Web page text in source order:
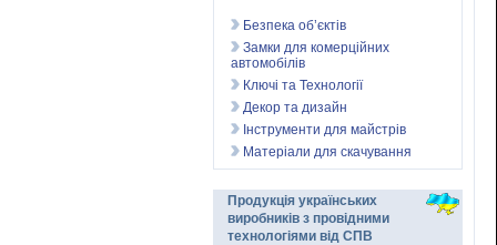
Безпека об’єктів
Замки для комерційних
автомобілів
Ключі та Технології
Декор та дизайн
Інструменти для майстрів
Матеріали для скачування
Продукція українських
виробників з провідними
технологіями від СПВ